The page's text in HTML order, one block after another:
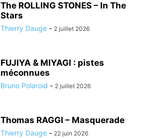
The ROLLING STONES – In The
Stars
Thierry Dauge - 2 juillet 2026
FUJIYA & MIYAGI : pistes
méconnues
Bruno Polaroid - 2 juillet 2026
Thomas RAGGI – Masquerade
Thierry Dauge - 22 juin 2026